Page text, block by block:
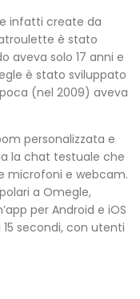
infatti create da
è stato
aveva solo 17 anni e
è stato sviluppato
(nel 2009) aveva
personalizzata e
la chat testuale che
microfoni e webcam.
a Omegle,
per Android e iOS
secondi, con utenti